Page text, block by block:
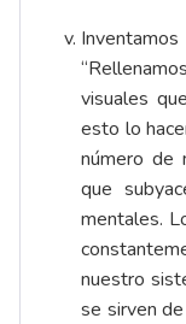
visuales
esto lo
número de
que
mentales.
nuestro
se sirven